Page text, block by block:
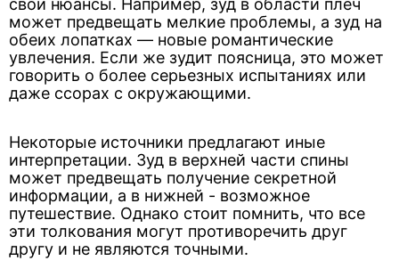
свои нюансы. Например, зуд в области плеч
может предвещать мелкие проблемы, а зуд на
обеих лопатках — новые романтические
увлечения. Если же зудит поясница, это может
говорить о более серьезных испытаниях или
даже ссорах с окружающими.
Некоторые источники предлагают иные
интерпретации. Зуд в верхней части спины
может предвещать получение секретной
информации, а в нижней - возможное
путешествие. Однако стоит помнить, что все
эти толкования могут противоречить друг
другу и не являются точными.